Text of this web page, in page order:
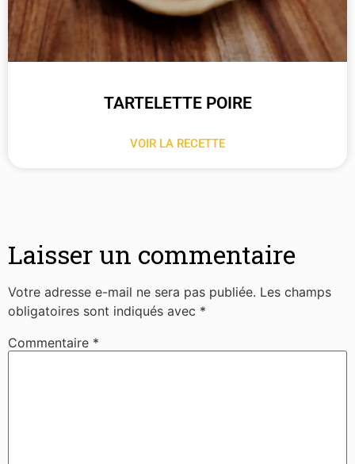
TARTELETTE POIRE
VOIR LA RECETTE
Laisser un commentaire
Votre adresse e-mail ne sera pas publiée. Les champs
obligatoires sont indiqués avec *
Commentaire *